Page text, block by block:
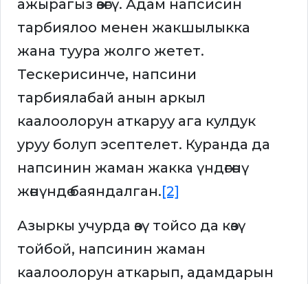
ажырагыз өзөгү. Адам напсисин
тарбиялоо менен жакшылыкка
жана туура жолго жетет.
Тескерисинче, напсини
тарбиялабай анын аркыл
каалоолорун аткаруу ага кулдук
уруу болуп эсептелет. Куранда да
напсинин жаман жакка үндөгөнү
жөнүндө баяндалган.[2]
Азыркы учурда өзү тойсо да көзү
тойбой, напсинин жаман
каалоолорун аткарып, адамдарын